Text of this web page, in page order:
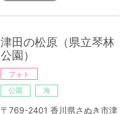
津田の松原（県立琴林
公園）
フォト
公園
海
〒769-2401 香川県さぬき市津